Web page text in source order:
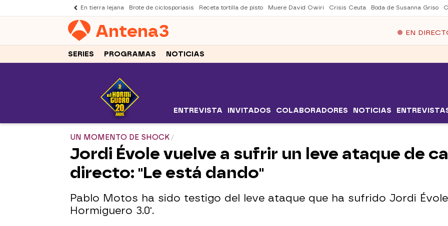
En tierra lejana Brote de ciclosporiasis Receta tortilla de pisto Muere David Owiri Crisis Ceuta Boda de Susanna Griso
Antena3 EN
SERIES PROGRAMAS NOTICIAS
ENTREVISTA INVITADOS COLABORADORES NOTICIAS
UN MOMENTO DE SHOCK
Jordi Évole vuelve a sufrir un leve ataque de
directo: "Le está dando"
Pablo Motos ha sido testigo del leve ataque que ha sufrido Jordi
Hormiguero 3.0'.